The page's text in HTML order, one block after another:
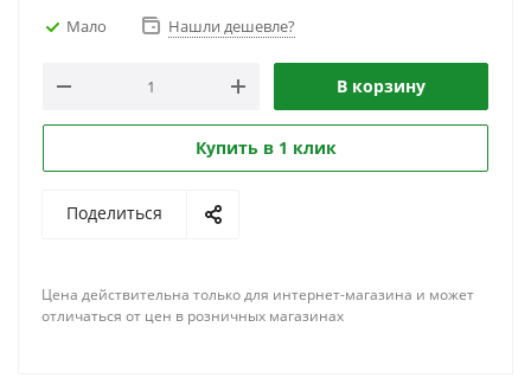
Мало Нашли дешевле?
В корзину
Купить в 1 клик
Поделиться
Цена действительна только для интернет-магазина и может
отличаться от цен в розничных магазинах